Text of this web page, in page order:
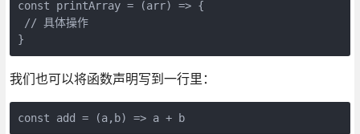
const printArray = (arr) => {
// 具体操作
}
我们也可以将函数声明写到一行里：
const add = (a,b) => a + b